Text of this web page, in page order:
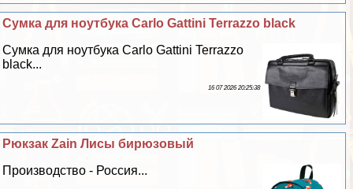
Сумка для ноутбука Carlo Gattini Terrazzo black
Сумка для ноутбука Carlo Gattini Terrazzo
black...
16 07 2026 20:25:38
Рюкзак Zain Лисы бирюзовый
Производство - Россия...